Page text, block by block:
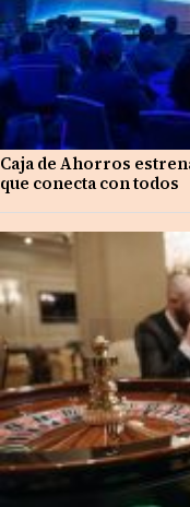
Caja de Ahorros
que conecta con todos